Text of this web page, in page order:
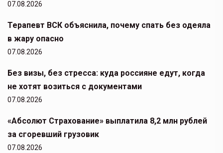
07.08.2026
Терапевт ВСК объяснила, почему спать без одеяла
в жару опасно
07.08.2026
Без визы, без стресса: куда россияне едут, когда
не хотят возиться с документами
07.08.2026
«Абсолют Страхование» выплатила 8,2 млн рублей
за сгоревший грузовик
07.08.2026